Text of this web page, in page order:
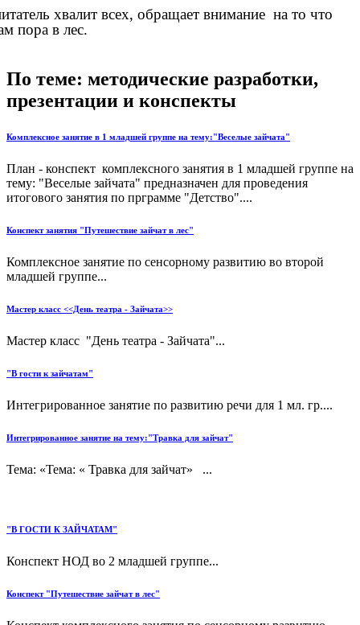
хвалит всех, обращает внимание на то что
пора в лес.
По теме: методические разработки,
презентации и конспекты
Комплексное занятие в 1 младшей группе на тему:"Веселые зайчата"
План - конспект комплексного занятия в 1 младшей группе на
тему: "Веселые зайчата" предназначен для проведения
итогового занятия по прграмме "Детство"....
Конспект занятия "Путешествие зайчат в лес"
Комплексное занятие по сенсорному развитию во второй
младшей группе...
Мастер класс <<День театра - Зайчата>>
Мастер класс "День театра - Зайчата"...
"В гости к зайчатам"
Интегрированное занятие по развитию речи для 1 мл. гр....
Интегрированное занятие на тему:"Травка для зайчат"
Тема: «Тема: « Травка для зайчат» ...
"В ГОСТИ К ЗАЙЧАТАМ"
Конспект НОД во 2 младшей группе...
Конспект "Путешествие зайчат в лес"